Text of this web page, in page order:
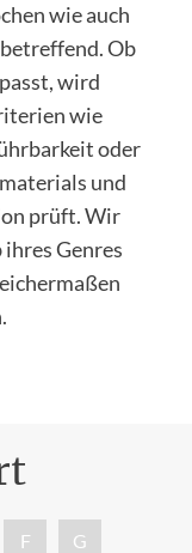
wie auch
Ob
wird
wie
oder
und
prüft. Wir
Genres
F G